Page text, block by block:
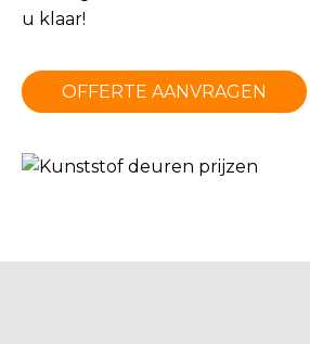
u klaar!
OFFERTE AANVRAGEN